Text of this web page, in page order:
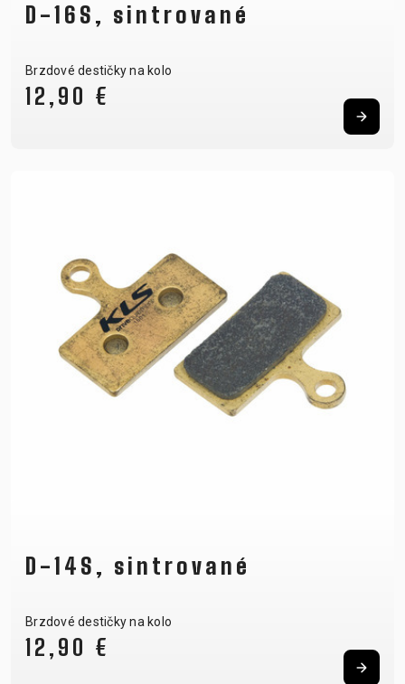
D-16S, sintrované
Brzdové destičky na kolo
12,90 €
D-14S, sintrované
Brzdové destičky na kolo
12,90 €